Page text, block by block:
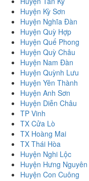
Huyện Kỳ Sơn
Huyện Nghĩa Đàn
Huyện Quỳ Hợp
Huyện Quế Phong
Huyện Quỳ Châu
Huyện Nam Đàn
Huyện Quỳnh Lưu
Huyện Yên Thành
Huyện Anh Sơn
Huyện Diễn Châu
TP Vinh
TX Cửa Lò
TX Hoàng Mai
TX Thái Hòa
Huyện Nghi Lộc
Huyện Hưng Nguyên
Huyện Con Cuông